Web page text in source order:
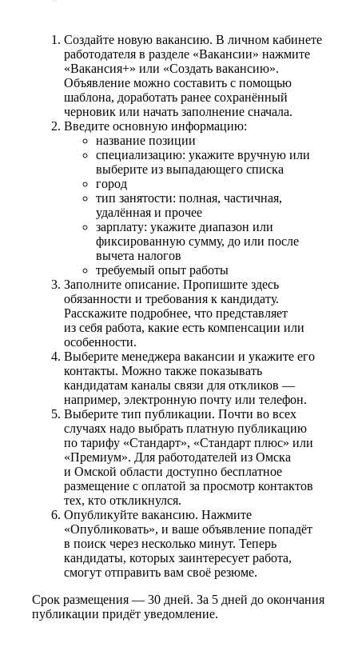
Создайте новую вакансию. В личном кабинете
работодателя в разделе «Вакансии» нажмите
«Вакансия+» или «Создать вакансию».
Объявление можно составить с помощью
шаблона, доработать ранее сохранённый
черновик или начать заполнение сначала.
Введите основную информацию:
название позиции
специализацию: укажите вручную или
выберите из выпадающего списка
город
тип занятости: полная, частичная,
удалённая и прочее
зарплату: укажите диапазон или
фиксированную сумму, до или после
вычета налогов
требуемый опыт работы
Заполните описание. Пропишите здесь
обязанности и требования к кандидату.
Расскажите подробнее, что представляет
из себя работа, какие есть компенсации или
особенности.
Выберите менеджера вакансии и укажите его
контакты. Можно также показывать
кандидатам каналы связи для откликов —
например, электронную почту или телефон.
Выберите тип публикации. Почти во всех
случаях надо выбрать платную публикацию
по тарифу «Стандарт», «Стандарт плюс» или
«Премиум». Для работодателей из Омска
и Омской области доступно бесплатное
размещение с оплатой за просмотр контактов
тех, кто откликнулся.
Опубликуйте вакансию. Нажмите
«Опубликовать», и ваше объявление попадёт
в поиск через несколько минут. Теперь
кандидаты, которых заинтересует работа,
смогут отправить вам своё резюме.
Срок размещения — 30 дней. За 5 дней до окончания
публикации придёт уведомление.